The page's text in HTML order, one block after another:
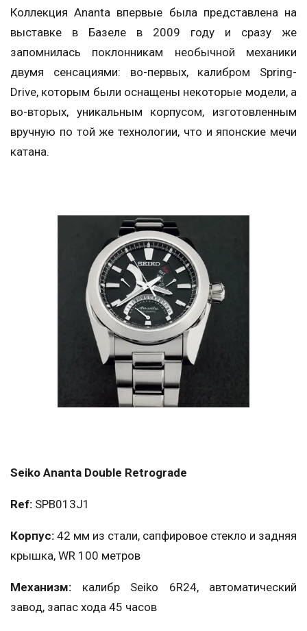
Коллекция Ananta впервые была представлена на
выставке в Базеле в 2009 году и сразу же
запомнилась поклонникам необычной механики
двумя сенсациями: во-первых, калибром Spring-
Drive, которым были оснащены некоторые модели, а
во-вторых, уникальным корпусом, изготовленным
вручную по той же технологии, что и японские мечи
катана.
Seiko Ananta Double Retrograde
Ref: SPB013J1
Корпус: 42 мм из стали, сапфировое стекло и задняя
крышка, WR 100 метров
Механизм: калибр Seiko 6R24, автоматический
завод, запас хода 45 часов